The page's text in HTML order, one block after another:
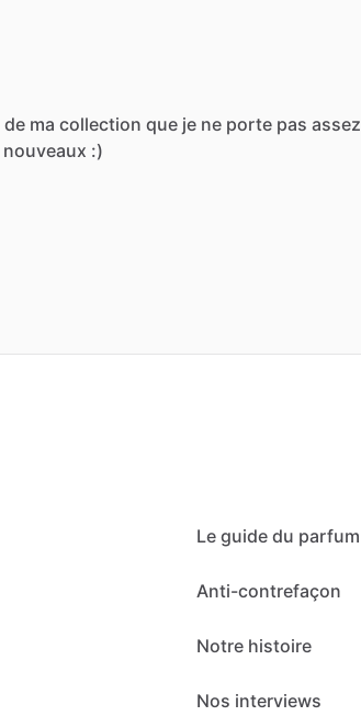
de ma collection que je ne porte pas assez
nouveaux :)
Le guide du parfum
Anti-contrefaçon
Notre histoire
Nos interviews